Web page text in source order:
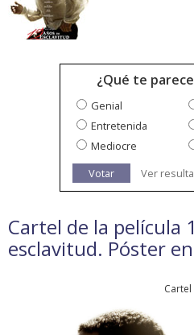
¿Qué te
Genial
Entretenida
Mediocre
Votar
Ver
Cartel de la película
esclavitud. Póster